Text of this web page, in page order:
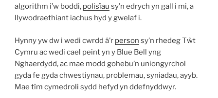
algorithm i’w boddi, polisïau sy’n edrych yn gall i mi, a
llywodraethiant iachus hyd y gwelaf i.
Hynny yw dw i wedi cwrdd â’r person sy’n rhedeg Tŵt
Cymru ac wedi cael peint yn y Blue Bell yng
Nghaerdydd, ac mae modd gohebu’n uniongyrchol
gyda fe gyda chwestiynau, problemau, syniadau, ayyb.
Mae tîm cymedroli sydd hefyd yn ddefnyddwyr.